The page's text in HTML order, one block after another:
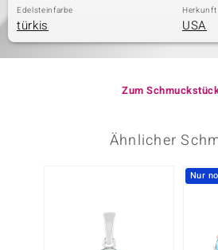
Edelsteinfarbe
türkis
Herkunft
USA
Zum
Ähnlicher
Nur